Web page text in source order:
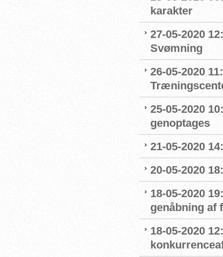
karakter
27-05-2020
Svømning
26-05-2020
25-05-2020
genoptages
21-05-2020
20-05-2020
18-05-2020
genåbning af
18-05-2020